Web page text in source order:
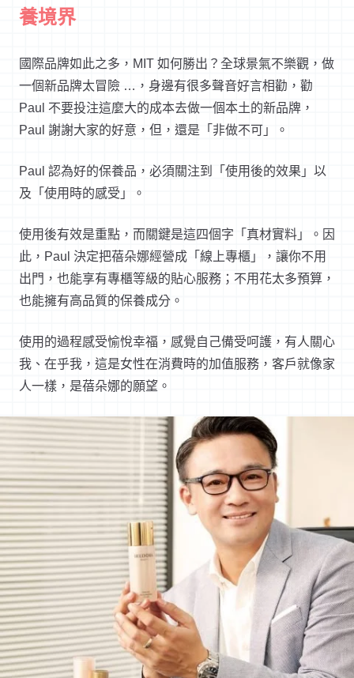
養境界
國際品牌如此之多，MIT 如何勝出？全球景氣不樂觀，做
一個新品牌太冒險 …，身邊有很多聲音好言相勸，勸
Paul 不要投注這麼大的成本去做一個本土的新品牌，
Paul 謝謝大家的好意，但，還是「非做不可」。
Paul 認為好的保養品，必須關注到「使用後的效果」以
及「使用時的感受」。
使用後有效是重點，而關鍵是這四個字「真材實料」。因
此，Paul 決定把蓓朵娜經營成「線上專櫃」，讓你不用
出門，也能享有專櫃等級的貼心服務；不用花太多預算，
也能擁有高品質的保養成分。
使用的過程感受愉悅幸福，感覺自己備受呵護，有人關心
我、在乎我，這是女性在消費時的加值服務，客戶就像家
人一樣，是蓓朵娜的願望。